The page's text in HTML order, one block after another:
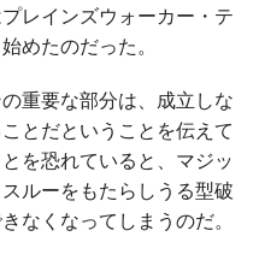
レインズウォーカー・テ
めたのだった。
重要な部分は、成立しな
とだということを伝えて
を恐れていると、マジッ
ルーをもたらしうる型破
なくなってしまうのだ。